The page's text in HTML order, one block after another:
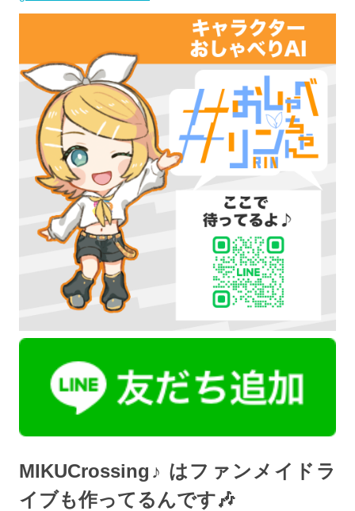
MIKUCrossing♪ はファンメイドラ
イブも作ってるんです🎶